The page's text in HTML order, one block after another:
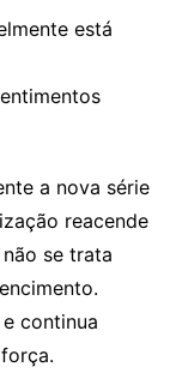
está
a nova série
reacende
se trata
continua